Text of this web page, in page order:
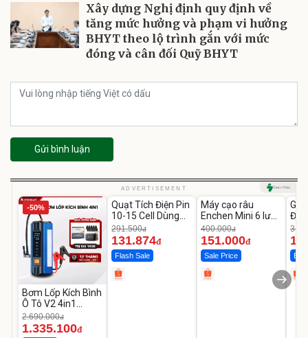
Xây dựng Nghị định quy định về
tăng mức hưởng và phạm vi hưởng
BHYT theo lộ trình gắn với mức
đóng và cân đối Quỹ BHYT
Gửi bình luận
ADVERTISEMENT
-50%
Bơm Lốp Kích Bình
Ô Tô V2 4in1
MEDICAR –
12.000mAh
2.690.000đ
1.335.100đ
-54%
Unmute
Quạt Tích Điện Pin
10-15 Cell Dùng
Liên Tục 4-8H
291.500đ
131.874đ
Flash Sale
-62%
Máy cạo râu
Enchen Mini 6 lưỡi
dao kép mỏng
400.000đ
151.000đ
Sale Price
Đùi